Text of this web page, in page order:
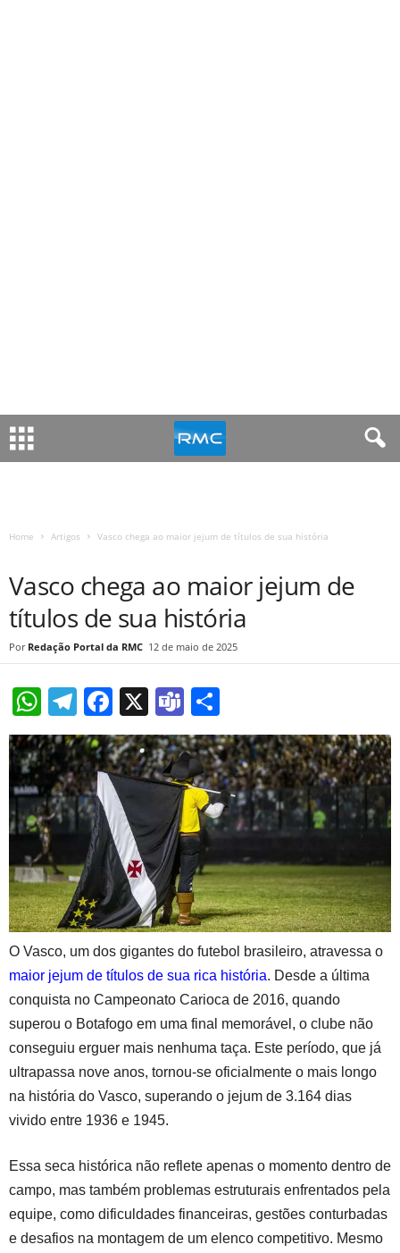
Home Artigos Vasco chega ao maior jejum de títulos de sua história
Vasco chega ao maior jejum de
títulos de sua história
Redação Portal da RMC 12 de maio de 2025
W
h
at
s
A
p
p
T
el
e
gr
a
m
F
a
c
e
b
o
o
k
X
T
e
a
m
s
h
ar
e
O Vasco, um dos gigantes do futebol brasileiro, atravessa o
maior jejum de títulos de sua rica história. Desde a última
conquista no Campeonato Carioca de 2016, quando
superou o Botafogo em uma final memorável, o clube não
conseguiu erguer mais nenhuma taça. Este período, que já
ultrapassa nove anos, tornou-se oficialmente o mais longo
na história do Vasco, superando o jejum de 3.164 dias
vivido entre 1936 e 1945.
Essa seca histórica não reflete apenas o momento dentro de
campo, mas também problemas estruturais enfrentados pela
equipe, como dificuldades financeiras, gestões conturbadas
e desafios na montagem de um elenco competitivo. Mesmo